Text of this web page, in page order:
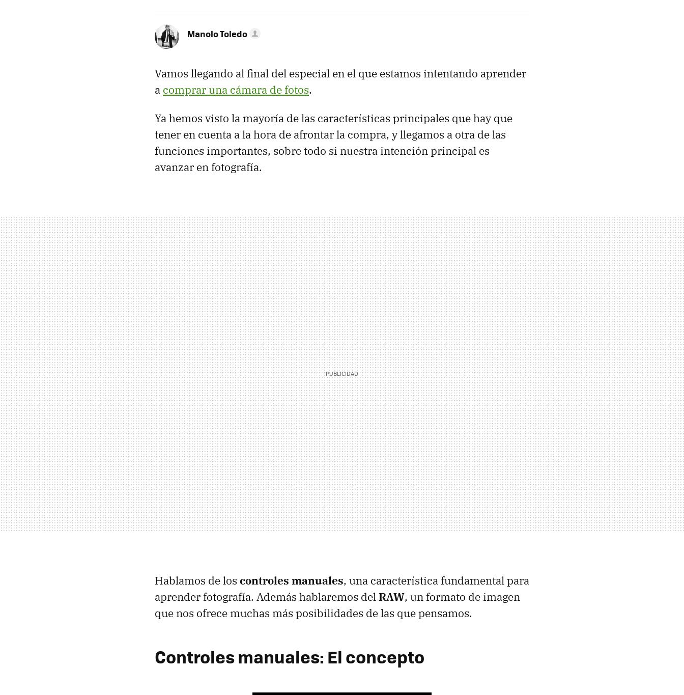
Manolo Toledo
Vamos llegando al final del especial en el que estamos intentando aprender
a comprar una cámara de fotos.
Ya hemos visto la mayoría de las características principales que hay que
tener en cuenta a la hora de afrontar la compra, y llegamos a otra de las
funciones importantes, sobre todo si nuestra intención principal es
avanzar en fotografía.
Hablamos de los controles manuales, una característica fundamental para
aprender fotografía. Además hablaremos delRAW, un formato de imagen
que nos ofrece muchas más posibilidades de las que pensamos.
Controles manuales: El concepto